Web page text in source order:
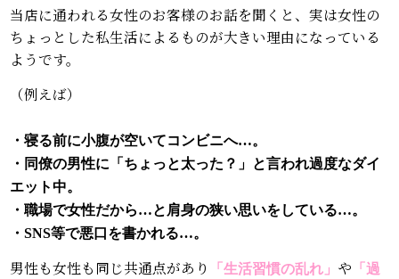
当店に通われる女性のお客様のお話を聞くと、実は女性の
ちょっとした私生活によるものが大きい理由になっている
ようです。
（例えば）
・寝る前に小腹が空いてコンビニへ…。
・同僚の男性に「ちょっと太った？」と言われ過度なダイ
エット中。
・職場で女性だから…と肩身の狭い思いをしている…。
・SNS等で悪口を書かれる…。
男性も女性も同じ共通点があり 「生活習慣の乱れ」 や 「過